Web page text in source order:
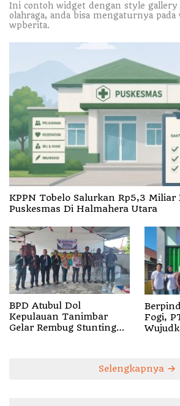
Ini contoh widget dengan style gallery
olahraga, anda bisa mengaturnya
wpberita.
KPPN Tobelo Salurkan Rp5,3 Miliar
Puskesmas Di Halmahera Utara
BPD Atubul Dol
Kepulauan Tanimbar
Gelar Rembug Stunting
Fogi, PT
Selengkapnya